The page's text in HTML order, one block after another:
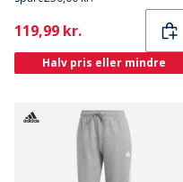
Current
119,99 kr.
Halv pris eller mindre